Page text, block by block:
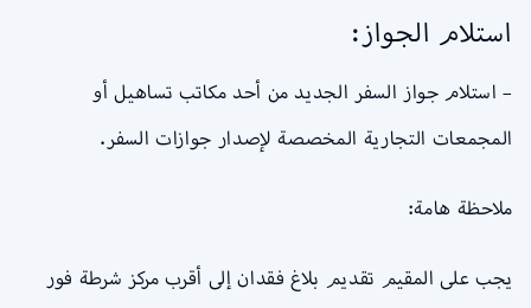
استلام الجواز:
– استلام جواز السفر الجديد من أحد مكاتب تساهيل أو
المجمعات التجارية المخصصة لإصدار جوازات السفر.
ملاحظة هامة:
يجب على المقيم تقديم بلاغ فقدان إلى أقرب مركز شرطة فور